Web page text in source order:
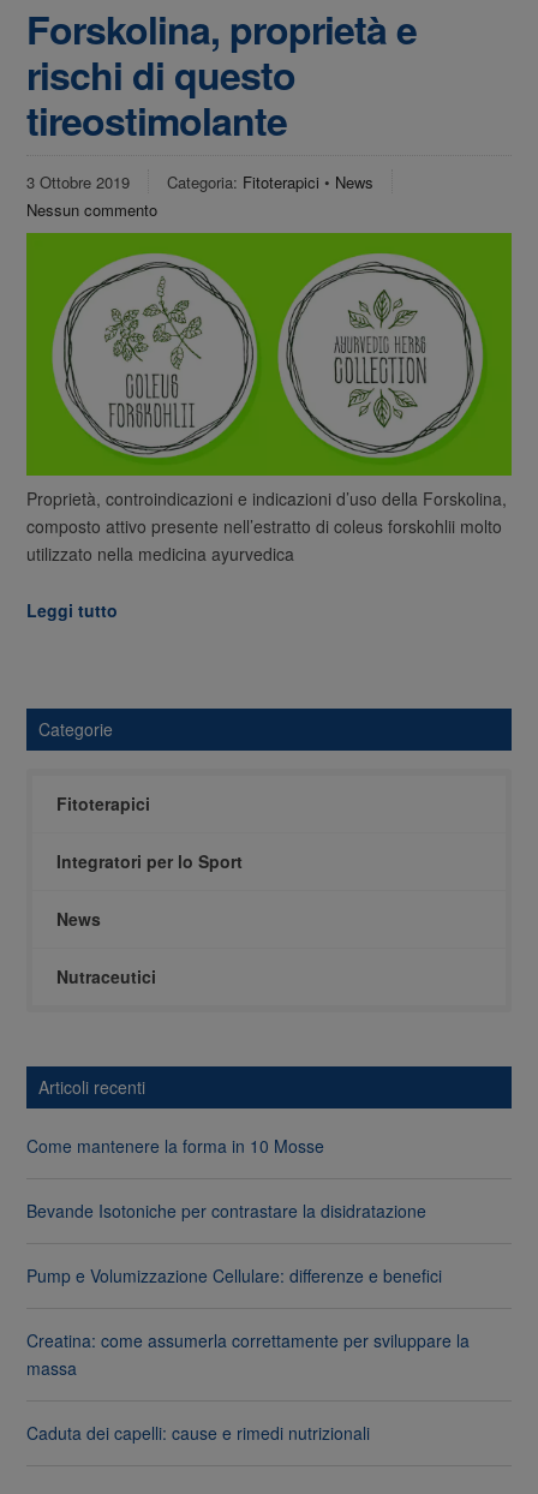
Forskolina, proprietà e
rischi di questo
tireostimolante
3 Ottobre 2019 Categoria: Fitoterapici • News
Nessun commento
Proprietà, controindicazioni e indicazioni d’uso della Forskolina,
composto attivo presente nell’estratto di coleus forskohlii molto
utilizzato nella medicina ayurvedica
Leggi tutto
Categorie
Fitoterapici
Integratori per lo Sport
News
Nutraceutici
Articoli recenti
Come mantenere la forma in 10 Mosse
Bevande Isotoniche per contrastare la disidratazione
Pump e Volumizzazione Cellulare: differenze e benefici
Creatina: come assumerla correttamente per sviluppare la
massa
Caduta dei capelli: cause e rimedi nutrizionali